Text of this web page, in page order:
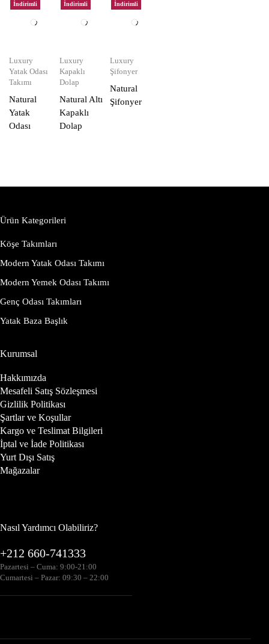
İndirimli
Luxury
Yatak Odası
Takımı
Natural
Yatak
Odası
İndirimli
Luxury
Kapaklı
Dolap
Natural Altı
Kapaklı
Dolap
İndirimli
Luxury
Şifonyer
Natural
Şifonyer
Ürün Kategorileri
Köşe Takımları
Modern Yatak Odası Takımı
Modern Yemek Odası Takımı
Genç Odası Takımları
Yatak Baza Başlık
Kurumsal
Hakkımızda
Mesafeli Satış Sözleşmesi
Gizlilik Politikası
Şartlar ve Koşullar
Kargo ve Teslimat Bilgileri
İptal ve İade Politikası
Yurt Dışı Satış
Mağazalar
Nasıl Yardımcı Olabiliriz?
+212 660-741333
Pazartesi – Cuma: 9:00-21:00
Cumartesi – Pazar: 09:30 – 22:00